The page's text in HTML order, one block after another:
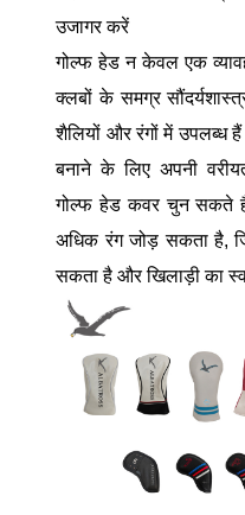
उजागर करें
गोल्फ हेड न केवल एक
क्लबों के समग्र
शैलियों और रंगों में उपलब्ध
बनाने के लिए अपनी
गोल्फ हेड कवर चुन सकते
अधिक रंग जोड़ सकता है,
सकता है और खिलाड़ी का